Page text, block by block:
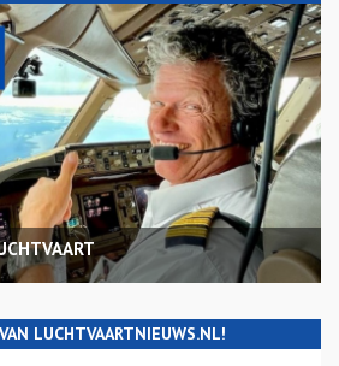
LUCHTVAARTNIEUWS.NL!